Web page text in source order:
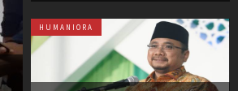
Belasan Miliar
HUMANIORA